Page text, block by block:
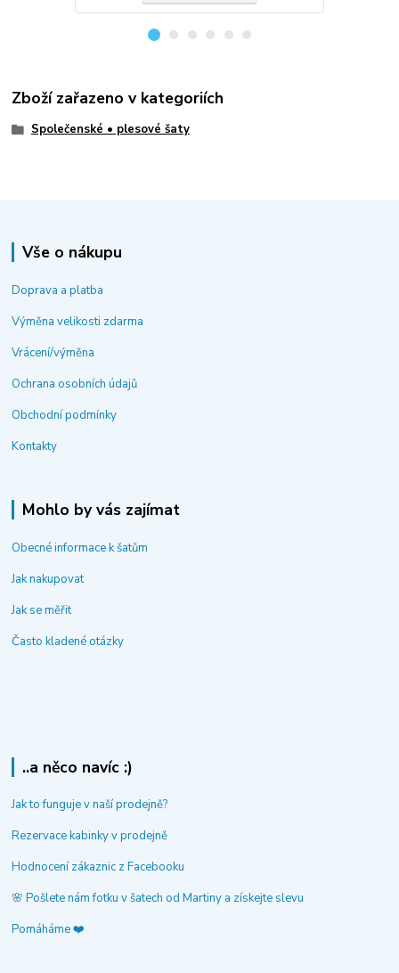
Zboží zařazeno v kategoriích
Společenské • plesové šaty
Vše o nákupu
Doprava a platba
Výměna velikosti zdarma
Vrácení/výměna
Ochrana osobních údajů
Obchodní podmínky
Kontakty
Mohlo by vás zajímat
Obecné informace k šatům
Jak nakupovat
Jak se měřit
Často kladené otázky
..a něco navíc :)
Jak to funguje v naší prodejně?
Rezervace kabinky v prodejně
Hodnocení zákaznic z Facebooku
🌸 Pošlete nám fotku v šatech od Martiny a získejte slevu
Pomáháme ❤️